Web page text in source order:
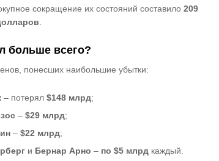
сокращение их состояний составило 209
больше всего?
понесших наибольшие убытки:
– потерял $148 млрд;
– $29 млрд;
– $22 млрд;
и Бернар Арно – по $5 млрд каждый.